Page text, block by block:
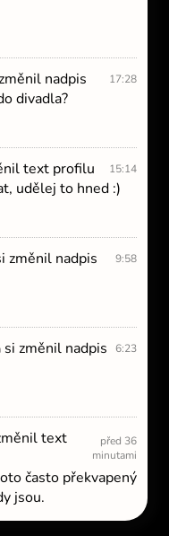
nadpis 17:28
divadla?
text profilu 15:14
udělej to hned :)
změnil nadpis 9:58
si změnil nadpis 6:23
text
před 36
minutami
často překvapený
jsou.